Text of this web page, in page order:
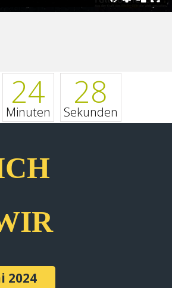
24
Minuten
28
Sekunden
2024